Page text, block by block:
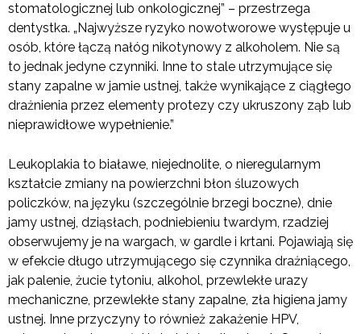
stomatologicznej lub onkologicznej” – przestrzega
dentystka. „Najwyższe ryzyko nowotworowe występuje u
osób, które łączą nałóg nikotynowy z alkoholem. Nie są
to jednak jedyne czynniki. Inne to stale utrzymujące się
stany zapalne w jamie ustnej, także wynikające z ciągłego
drażnienia przez elementy protezy czy ukruszony ząb lub
nieprawidłowe wypełnienie.”
Leukoplakia to białawe, niejednolite, o nieregularnym
kształcie zmiany na powierzchni błon śluzowych
policzków, na języku (szczególnie brzegi boczne), dnie
jamy ustnej, dziąsłach, podniebieniu twardym, rzadziej
obserwujemy je na wargach, w gardle i krtani. Pojawiają się
w efekcie długo utrzymującego się czynnika drażniącego,
jak palenie, żucie tytoniu, alkohol, przewlekłe urazy
mechaniczne, przewlekłe stany zapalne, zła higiena jamy
ustnej. Inne przyczyny to również zakażenie HPV,